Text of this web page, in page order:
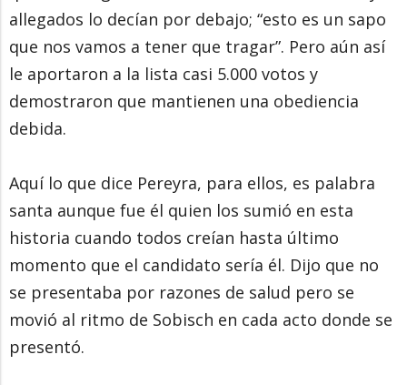
allegados lo decían por debajo; “esto es un sapo
que nos vamos a tener que tragar”. Pero aún así
le aportaron a la lista casi 5.000 votos y
demostraron que mantienen una obediencia
debida.
Aquí lo que dice Pereyra, para ellos, es palabra
santa aunque fue él quien los sumió en esta
historia cuando todos creían hasta último
momento que el candidato sería él. Dijo que no
se presentaba por razones de salud pero se
movió al ritmo de Sobisch en cada acto donde se
presentó.